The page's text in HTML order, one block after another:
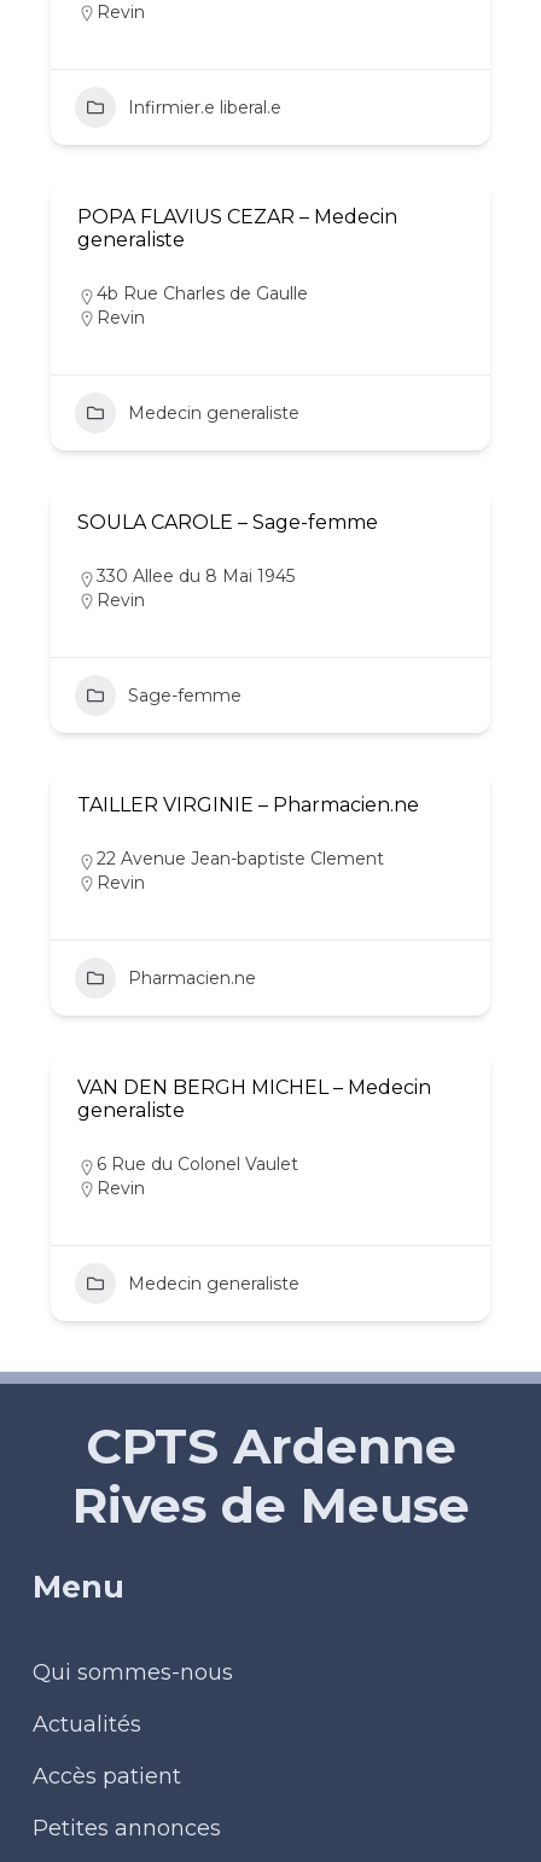
Revin
Infirmier.e liberal.e
POPA FLAVIUS CEZAR – Medecin
generaliste
4b Rue Charles de Gaulle
Revin
Medecin generaliste
SOULA CAROLE – Sage-femme
330 Allee du 8 Mai 1945
Revin
Sage-femme
TAILLER VIRGINIE – Pharmacien.ne
22 Avenue Jean-baptiste Clement
Revin
Pharmacien.ne
VAN DEN BERGH MICHEL – Medecin
generaliste
6 Rue du Colonel Vaulet
Revin
Medecin generaliste
CPTS Ardenne
Rives de Meuse
Menu
Qui sommes-nous
Actualités
Accès patient
Petites annonces